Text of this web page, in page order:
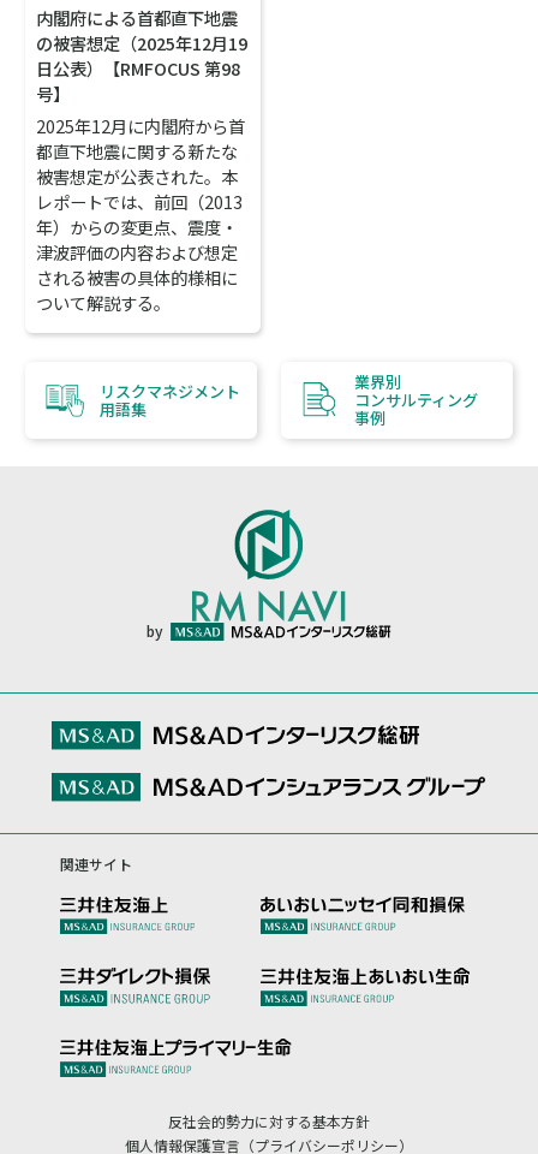
内閣府による首都直下地震
の被害想定（2025年12月19
日公表）【RMFOCUS 第98
号】
2025年12月に内閣府から首
都直下地震に関する新たな
被害想定が公表された。本
レポートでは、前回（2013
年）からの変更点、震度・
津波評価の内容および想定
される被害の具体的様相に
ついて解説する。
リスクマネジメント
用語集
業界別
コンサルティング
事例
by
関連サイト
反社会的勢力に対する基本方針
個人情報保護宣言（プライバシーポリシー）